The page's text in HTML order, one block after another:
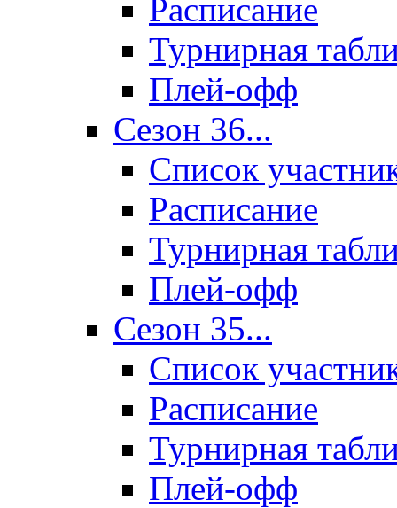
Расписание
Турнирная
Плей-офф
Сезон 36...
Список
Расписание
Турнирная
Плей-офф
Сезон 35...
Список
Расписание
Турнирная
Плей-офф